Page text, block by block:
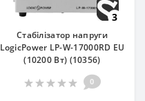
3
Стабілізатор напруги
LogicPower LP-W-17000RD EU
(10200 Вт) (10356)
0